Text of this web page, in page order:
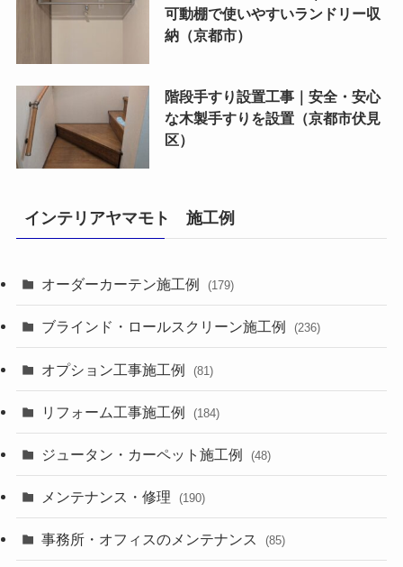
可動棚で使いやすいランドリー収
納（京都市）
階段手すり設置工事｜安全・安心
な木製手すりを設置（京都市伏見
区）
インテリアヤマモト 施工例
オーダーカーテン施工例 (179)
ブラインド・ロールスクリーン施工例 (236)
オプション工事施工例 (81)
リフォーム工事施工例 (184)
ジュータン・カーペット施工例 (48)
メンテナンス・修理 (190)
事務所・オフィスのメンテナンス (85)